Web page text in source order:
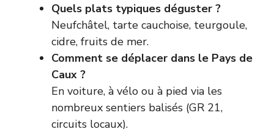
Quels plats typiques déguster ?
Neufchâtel, tarte cauchoise, teurgoule,
cidre, fruits de mer.
Comment se déplacer dans le Pays de
Caux ?
En voiture, à vélo ou à pied via les
nombreux sentiers balisés (GR 21,
circuits locaux).